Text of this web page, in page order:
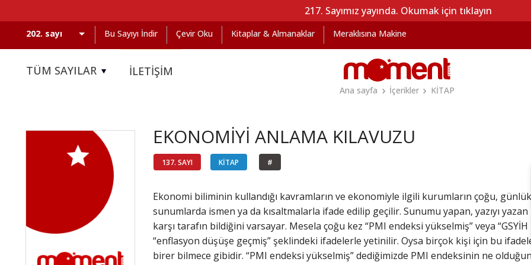
217. Sayımız yayında. Okumak için tıklayın
Bu Sayıyı İndir Çevir Oku Kitaplar & Almanaklar Meraklısına Makine
TÜM SAYILAR İLETİŞİM
Ana sayfa
İçerikler KİTAP
EKONOMİYİ ANLAMA KILAVUZU
137. SAYI KİTAP #
Ekonomi biliminin kullandığı kavramların ve ekonomiyle ilgili kurumların çoğu,
sunumlarda ismen ya da kısaltmalarla ifade edilip geçilir. Sunumu yapan, yazıyı yazan
karşı tarafın bildiğini varsayar. Mesela çoğu kez “PMI endeksi yükselmiş” veya “GSYİH
“enflasyon düşüşe geçmiş” şeklindeki ifadelerle yetinilir. Oysa birçok kişi için bu
birer bilmece gibidir. “PMI endeksi yükselmiş” dediğimizde PMI endeksinin ne